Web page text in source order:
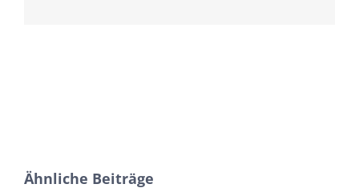
Ähnliche Beiträge